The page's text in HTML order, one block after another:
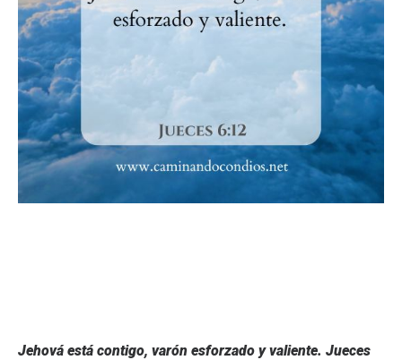
Jehová está contigo, varón esforzado y valiente. Jueces